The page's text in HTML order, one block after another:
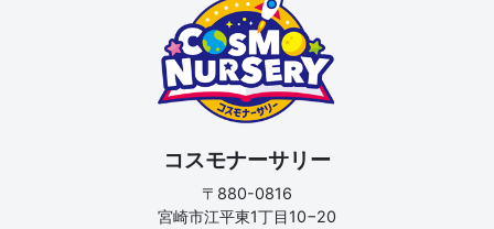
コスモナーサリー
〒880-0816
宮崎市江平東1丁目10−20